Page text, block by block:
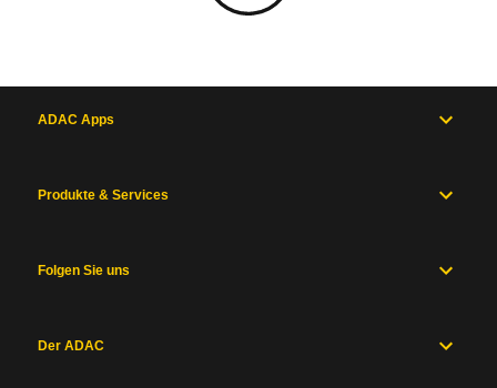
ADAC Apps
Produkte & Services
Folgen Sie uns
Der ADAC